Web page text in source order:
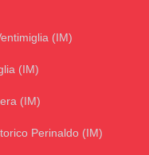
(IM)
(IM)
(IM)
Perinaldo (IM)